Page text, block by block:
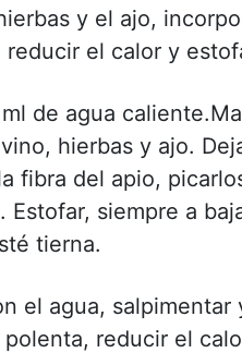
y el ajo,
reducir el calor y
de agua
hierbas y ajo.
fibra del apio,
siempre a
tierna.
el agua,
reducir el